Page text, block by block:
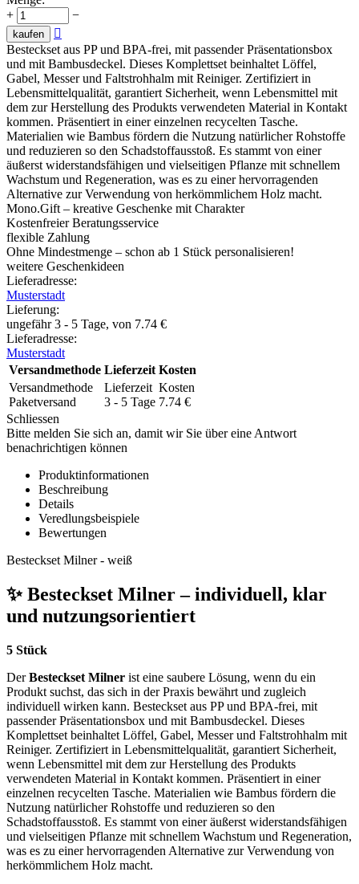
+
−
kaufen

Besteckset aus PP und BPA-frei, mit passender Präsentationsbox
und mit Bambusdeckel. Dieses Komplettset beinhaltet Löffel,
Gabel, Messer und Faltstrohhalm mit Reiniger. Zertifiziert in
Lebensmittelqualität, garantiert Sicherheit, wenn Lebensmittel mit
dem zur Herstellung des Produkts verwendeten Material in Kontakt
kommen. Präsentiert in einer einzelnen recycelten Tasche.
Materialien wie Bambus fördern die Nutzung natürlicher Rohstoffe
und reduzieren so den Schadstoffausstoß. Es stammt von einer
äußerst widerstandsfähigen und vielseitigen Pflanze mit schnellem
Wachstum und Regeneration, was es zu einer hervorragenden
Alternative zur Verwendung von herkömmlichem Holz macht.
Mono.Gift – kreative Geschenke mit Charakter
Kostenfreier Beratungsservice
flexible Zahlung
Ohne Mindestmenge – schon ab 1 Stück personalisieren!
weitere Geschenkideen
Lieferadresse:
Musterstadt
Lieferung:
ungefähr 3 - 5 Tage, von 7.74 €
Lieferadresse:
Musterstadt
Versandmethode Lieferzeit Kosten
Versandmethode
Paketversand
Lieferzeit
3 - 5 Tage
Kosten
7.74 €
Schliessen
Bitte melden Sie sich an, damit wir Sie über eine Antwort
benachrichtigen können
Produktinformationen
Beschreibung
Details
Veredlungsbeispiele
Bewertungen
Besteckset Milner - weiß
✨ Besteckset Milner – individuell, klar
und nutzungsorientiert
5 Stück
DerBesteckset Milner ist eine saubere Lösung, wenn du ein
Produkt suchst, das sich in der Praxis bewährt und zugleich
individuell wirken kann. Besteckset aus PP und BPA-frei, mit
passender Präsentationsbox und mit Bambusdeckel. Dieses
Komplettset beinhaltet Löffel, Gabel, Messer und Faltstrohhalm mit
Reiniger. Zertifiziert in Lebensmittelqualität, garantiert Sicherheit,
wenn Lebensmittel mit dem zur Herstellung des Produkts
verwendeten Material in Kontakt kommen. Präsentiert in einer
einzelnen recycelten Tasche. Materialien wie Bambus fördern die
Nutzung natürlicher Rohstoffe und reduzieren so den
Schadstoffausstoß. Es stammt von einer äußerst widerstandsfähigen
und vielseitigen Pflanze mit schnellem Wachstum und Regeneration,
was es zu einer hervorragenden Alternative zur Verwendung von
herkömmlichem Holz macht.